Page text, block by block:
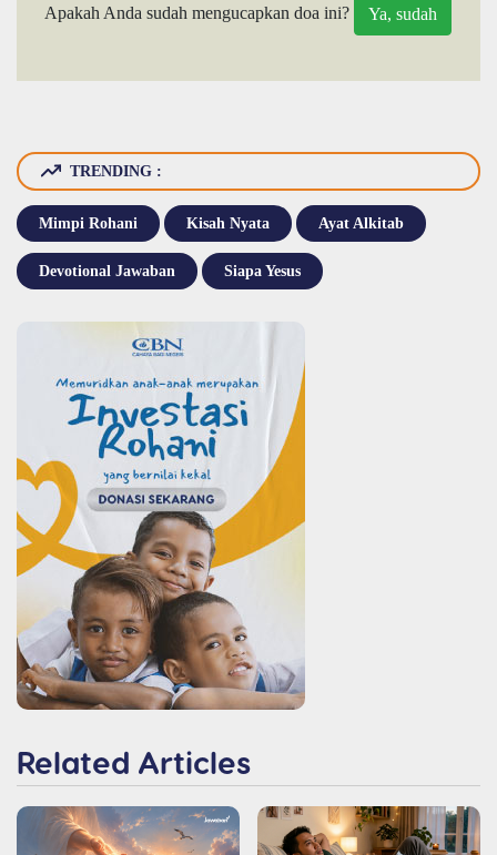
Apakah Anda sudah mengucapkan doa ini?
TRENDING :
Mimpi Rohani Kisah Nyata Ayat Alkitab
Devotional Jawaban Siapa Yesus
Related Articles